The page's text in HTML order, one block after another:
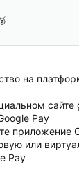
на
Pay
приложение
или
Pay